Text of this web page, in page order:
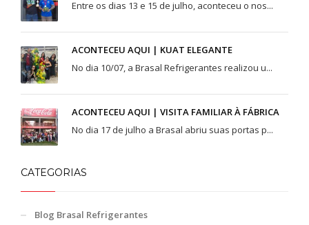
Entre os dias 13 e 15 de julho, aconteceu o nos...
ACONTECEU AQUI | KUAT ELEGANTE
No dia 10/07, a Brasal Refrigerantes realizou u...
ACONTECEU AQUI | VISITA FAMILIAR À FÁBRICA
No dia 17 de julho a Brasal abriu suas portas p...
CATEGORIAS
Blog Brasal Refrigerantes